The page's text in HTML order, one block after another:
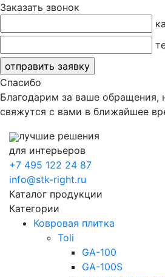
Заказать звонок
Спасибо
Благодарим за ваше
свяжутся с вами в ближайшее
лучшие решения
для интерьеров
+7 495 122 24 87
info@stk-right.ru
Каталог продукции
Категории
Ковровая плитка
Toli
GA-100
GA-100S